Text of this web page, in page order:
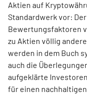
Aktien auf
Standardwerk vor:
Bewertungsfaktoren
zu Aktien völlig
werden in dem Buch
auch die
aufgeklärte
für einen